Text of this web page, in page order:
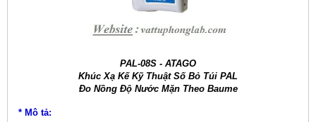
PAL-08S - ATAGO
Khúc Xạ Kế Kỹ Thuật Số Bỏ Túi PAL
Đo Nồng Độ Nước Mặn Theo Baume
* Mô tả: